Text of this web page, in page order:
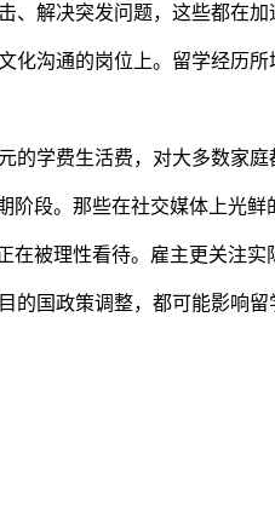
解决突发问题，这些都在加
沟通的岗位上。留学经历
学费生活费，对大多数家庭
段。那些在社交媒体上光鲜
被理性看待。雇主更关注实
的国政策调整，都可能影响留